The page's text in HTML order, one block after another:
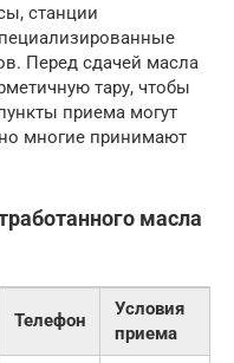
станции
Перед сдачей масла
тару, чтобы
приема могут
многие принимают
масла
Телефон
Условия
приема